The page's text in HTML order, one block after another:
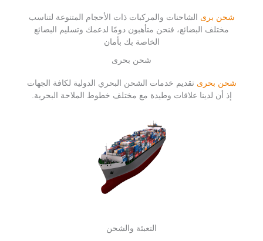
شحن برى الشاحنات والمركبات ذات الأحجام المتنوعة لتناسب
مختلف البضائع، فنحن متأهبون دومًا لدعمك وتسليم البضائع
الخاصة بك بأمان
شحن بحرى
شحن بحرى تقديم خدمات الشحن البحري الدولية لكافة الجهات
إذ أن لدينا علاقات وطيدة مع مختلف خطوط الملاحة البحرية.
التعبئة والشحن